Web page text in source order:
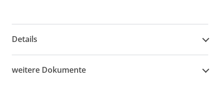
Details
weitere Dokumente